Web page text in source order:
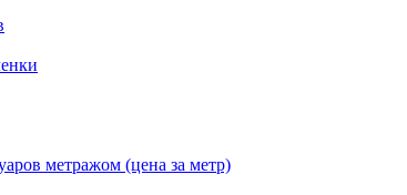
метражом (цена за метр)